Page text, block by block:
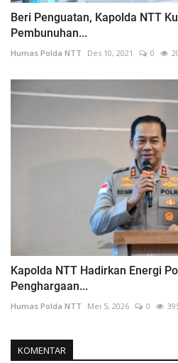
Beri Penguatan, Kapolda NTT
Pembunuhan...
Humas Polda NTT Des 10, 2021 0
Kapolda NTT Hadirkan Energi
Penghargaan...
Humas Polda NTT Mei 5, 2026 0
KOMENTAR